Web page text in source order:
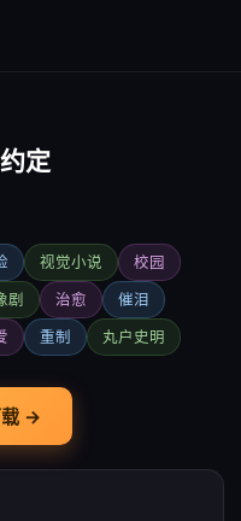
定
视觉小说
校园
剧 治愈
催泪
重制 丸户史明
→